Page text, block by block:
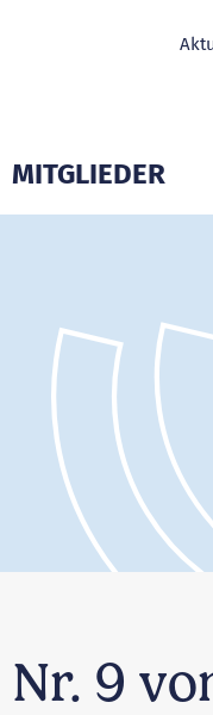
MITGLIEDER
9